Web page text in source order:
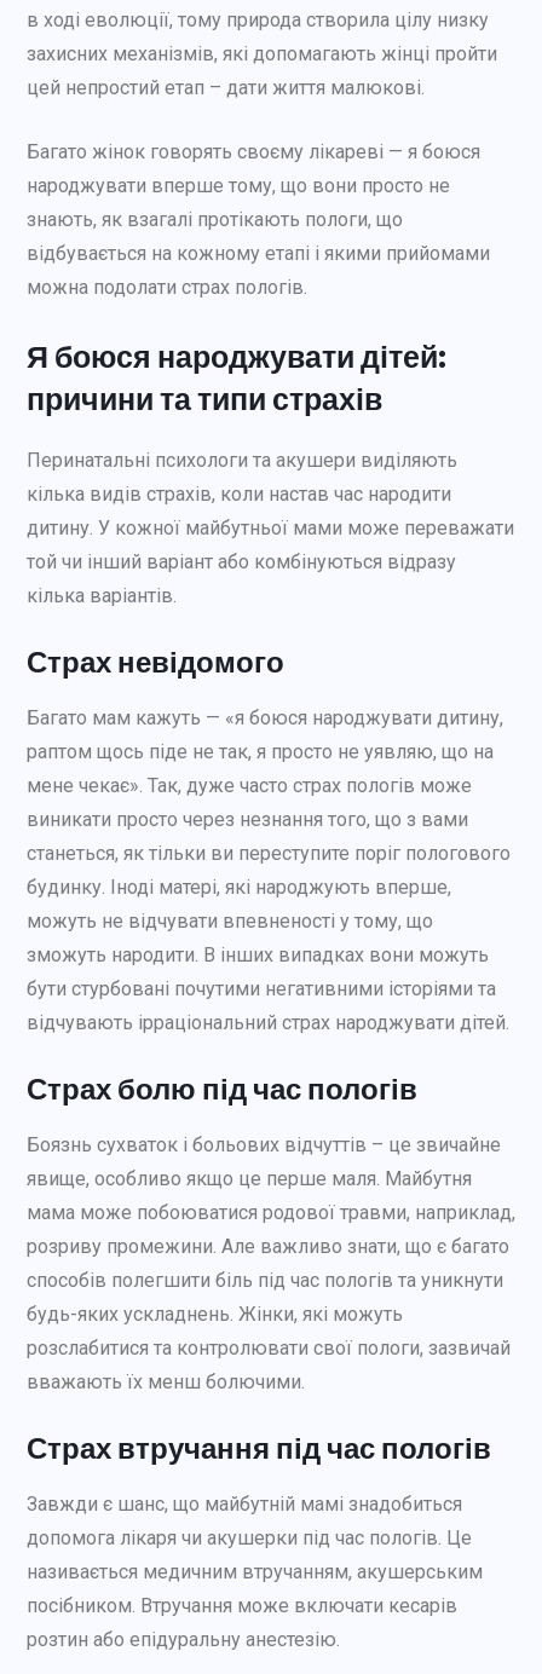
в ході еволюції, тому природа створила цілу низку
захисних механізмів, які допомагають жінці пройти
цей непростий етап – дати життя малюкові.
Багато жінок говорять своєму лікареві — я боюся
народжувати вперше тому, що вони просто не
знають, як взагалі протікають пологи, що
відбувається на кожному етапі і якими прийомами
можна подолати страх пологів.
Я боюся народжувати дітей:
причини та типи страхів
Перинатальні психологи та акушери виділяють
кілька видів страхів, коли настав час народити
дитину. У кожної майбутньої мами може переважати
той чи інший варіант або комбінуються відразу
кілька варіантів.
Страх невідомого
Багато мам кажуть — «я боюся народжувати дитину,
раптом щось піде не так, я просто не уявляю, що на
мене чекає». Так, дуже часто страх пологів може
виникати просто через незнання того, що з вами
станеться, як тільки ви переступите поріг пологового
будинку. Іноді матері, які народжують вперше,
можуть не відчувати впевненості у тому, що
зможуть народити. В інших випадках вони можуть
бути стурбовані почутими негативними історіями та
відчувають ірраціональний страх народжувати дітей.
Страх болю під час пологів
Боязнь сухваток і больових відчуттів – це звичайне
явище, особливо якщо це перше маля. Майбутня
мама може побоюватися родової травми, наприклад,
розриву промежини. Але важливо знати, що є багато
способів полегшити біль під час пологів та уникнути
будь-яких ускладнень. Жінки, які можуть
розслабитися та контролювати свої пологи, зазвичай
вважають їх менш болючими.
Страх втручання під час пологів
Завжди є шанс, що майбутній мамі знадобиться
допомога лікаря чи акушерки під час пологів. Це
називається медичним втручанням, акушерським
посібником. Втручання може включати кесарів
розтин або епідуральну анестезію.